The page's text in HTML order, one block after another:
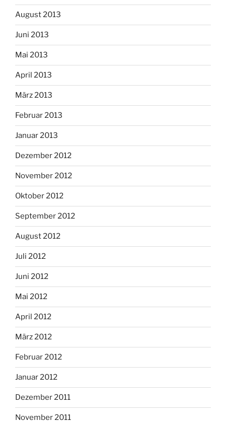
August 2013
Juni 2013
Mai 2013
April 2013
März 2013
Februar 2013
Januar 2013
Dezember 2012
November 2012
Oktober 2012
September 2012
August 2012
Juli 2012
Juni 2012
Mai 2012
April 2012
März 2012
Februar 2012
Januar 2012
Dezember 2011
November 2011